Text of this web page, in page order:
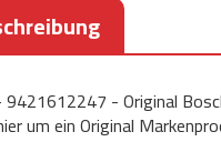
9421612247 - Original
um ein Original